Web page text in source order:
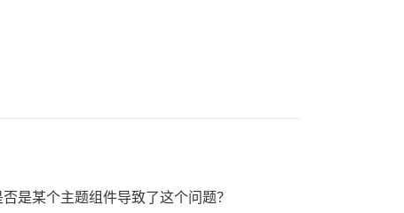
是某个主题组件导致了这个问题？